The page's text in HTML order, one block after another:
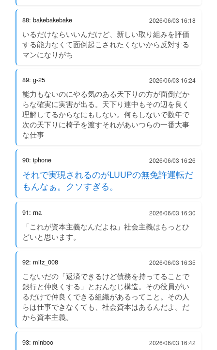
88: bakebakebake 2026/06/03 16:18
いるだけならいいんだけど、新しい取り組みを評価
する能力なくて面倒起こされたくないから反対する
マンになりがち
89: g-25 2026/06/03 16:24
能力もないのにやる気のある天下りの方が面倒だか
らな確実に実害が出る。天下り連中もその辺を良く
理解してるからなにもしない。何もしないで数年で
次の天下りに椅子を渡すそれがあいつらの一番大事
な仕事
90: iphone 2026/06/03 16:26
それで実現されるのがLUUPの無免許運転だ
もんなぁ。クソすぎる。
91: rna 2026/06/03 16:30
「これが資本主義なんだよね」社会主義はもっとひ
どいと思います。
92: mitz_008 2026/06/03 16:35
こないだの「返済できるけど債務を持ってることで
銀行と仲良くする」とおんなじ構造。その役員がい
るだけで仲良くできる組織があるってこと。その人
らは仕事できなくても、社会資本はあるんだよ。だ
から資本主義。
93: minboo 2026/06/03 16:42